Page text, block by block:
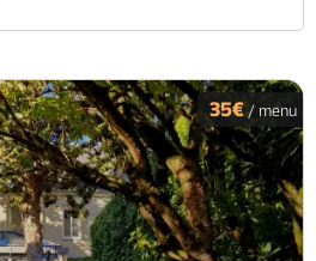
35€/ menu